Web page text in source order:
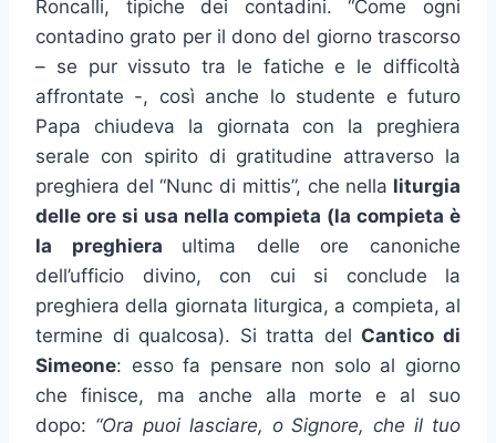
Roncalli, tipiche dei contadini. “Come ogni
contadino grato per il dono del giorno trascorso
– se pur vissuto tra le fatiche e le difficoltà
affrontate -, così anche lo studente e futuro
Papa chiudeva la giornata con la preghiera
serale con spirito di gratitudine attraverso la
preghiera del “Nunc di mittis”, che nella liturgia
delle ore si usa nella compieta (la compieta è
la preghiera ultima delle ore canoniche
dell’ufficio divino, con cui si conclude la
preghiera della giornata liturgica, a compieta, al
termine di qualcosa). Si tratta del Cantico di
Simeone: esso fa pensare non solo al giorno
che finisce, ma anche alla morte e al suo
dopo: “Ora puoi lasciare, o Signore, che il tuo